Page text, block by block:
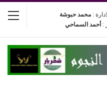
: محمد حبوشة
: أحمد السماحي